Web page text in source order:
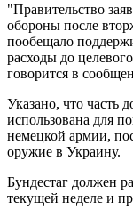
"Правительство
обороны после
пообещало
расходы до
говорится в
Указано, что часть
использована для
немецкой армии,
оружие в Украину.
Бундестаг должен
текущей неделе и